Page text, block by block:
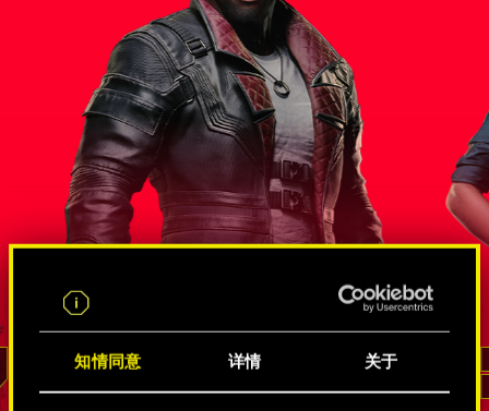
知情同意 详情 关于
李德